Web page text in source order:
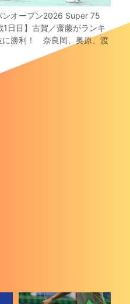
ンオープン2026 Super 75
1日目】古賀／齋藤がランキ
に勝利！ 奈良岡、奥原、渡
も2回戦進出